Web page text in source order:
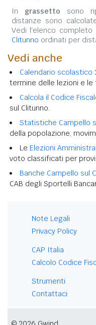
In grassetto sono
distanze sono
Vedi l'elenco completo
Clitunno ordinati per
Vedi anche
Calendario scolastico
termine delle lezioni e le
Calcola il Codice
sul Clitunno.
Statistiche Campello
della popolazione,
Le Elezioni
voto classificati per
Banche Campello sul
CAB degli Sportelli
Note Legali
Privacy Policy
CAP Italia
Calcolo Codice
Strumenti
Contattaci